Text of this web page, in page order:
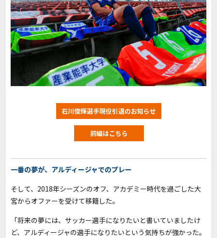
石川俊輝選手現役引退のお知らせ
前編はこちら
一番の夢が、アルディージャでのプレー
そして、2018年シーズンのオフ、アカデミー時代を過ごした大
宮からオファーを受けて移籍した。
「将来の夢には、サッカー選手になりたいと書いていましたけ
ど、アルディージャの選手になりたいという気持ちが強かった。